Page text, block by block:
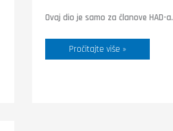
Ovaj dio je samo za članove HAD-a.
Pročitajte više »